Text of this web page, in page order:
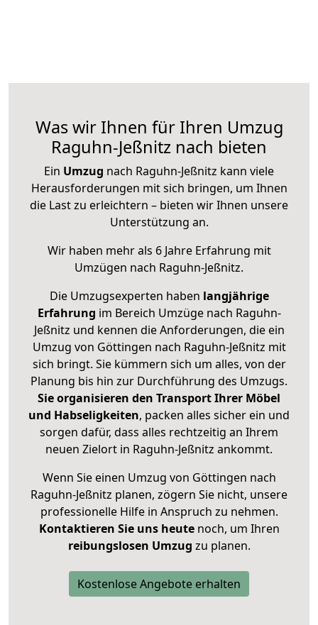
Was wir Ihnen für Ihren Umzug
Raguhn-Jeßnitz nach bieten
Ein Umzug nach Raguhn-Jeßnitz kann viele
Herausforderungen mit sich bringen, um Ihnen
die Last zu erleichtern – bieten wir Ihnen unsere
Unterstützung an.
Wir haben mehr als 6 Jahre Erfahrung mit
Umzügen nach Raguhn-Jeßnitz.
Die Umzugsexperten haben langjährige
Erfahrung im Bereich Umzüge nach Raguhn-
Jeßnitz und kennen die Anforderungen, die ein
Umzug von Göttingen nach Raguhn-Jeßnitz mit
sich bringt. Sie kümmern sich um alles, von der
Planung bis hin zur Durchführung des Umzugs.
Sie organisieren den Transport Ihrer Möbel
und Habseligkeiten, packen alles sicher ein und
sorgen dafür, dass alles rechtzeitig an Ihrem
neuen Zielort in Raguhn-Jeßnitz ankommt.
Wenn Sie einen Umzug von Göttingen nach
Raguhn-Jeßnitz planen, zögern Sie nicht, unsere
professionelle Hilfe in Anspruch zu nehmen.
Kontaktieren Sie uns heutenoch, um Ihren
reibungslosen Umzug zu planen.
Kostenlose Angebote erhalten